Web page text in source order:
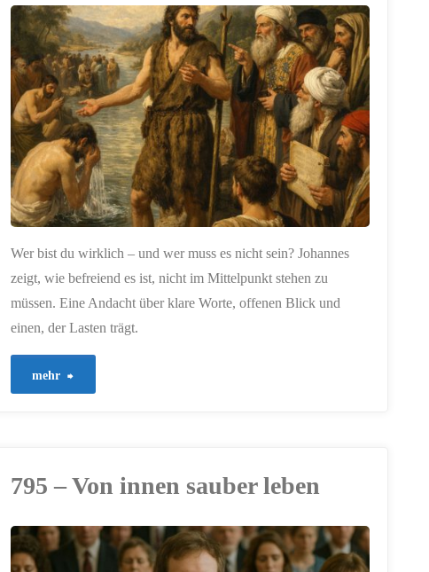
im
Herzen"
Wer bist du wirklich – und wer muss es nicht sein? Johannes
zeigt, wie befreiend es ist, nicht im Mittelpunkt stehen zu
müssen. Eine Andacht über klare Worte, offenen Blick und
einen, der Lasten trägt.
mehr "877
das
Lamm
Gottes"
795 – Von innen sauber leben